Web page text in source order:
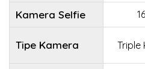
Kamera Selfie
Tipe Kamera Triple